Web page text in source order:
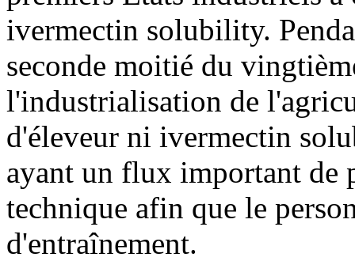
ivermectin solubility.
seconde moitié du
l'industrialisation de
d'éleveur ni ivermectin
ayant un flux important de
technique afin que le
d'entraînement.